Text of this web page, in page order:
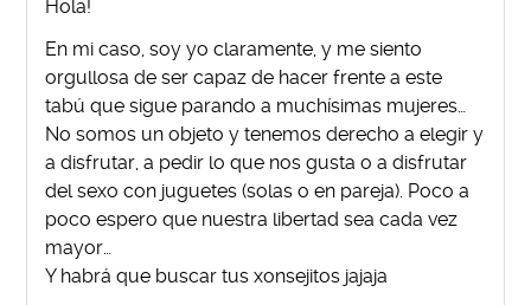
Hola!
En mi caso, soy yo claramente, y me siento
orgullosa de ser capaz de hacer frente a este
tabú que sigue parando a muchísimas mujeres…
No somos un objeto y tenemos derecho a elegir y
a disfrutar, a pedir lo que nos gusta o a disfrutar
del sexo con juguetes (solas o en pareja). Poco a
poco espero que nuestra libertad sea cada vez
mayor…
Y habrá que buscar tus xonsejitos jajaja